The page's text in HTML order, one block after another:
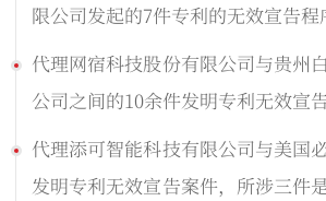
限公司发起的7件专利的无效宣告程
代理网宿科技股份有限公司与贵州
公司之间的10余件发明专利无效宣告
代理添可智能科技有限公司与美国
发明专利无效宣告案件，所涉三件